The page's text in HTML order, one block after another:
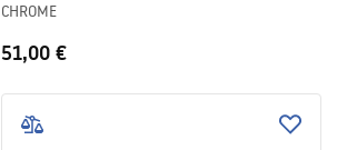
CHROME
51,00 €